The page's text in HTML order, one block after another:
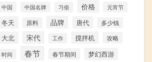
中国 中国名牌 习俗 价格 元宵节
冬天 原料 品牌 唐代 多少钱
大北 宋代 工作 搅拌机 攻略
时间 春节 春节期间 梦幻西游